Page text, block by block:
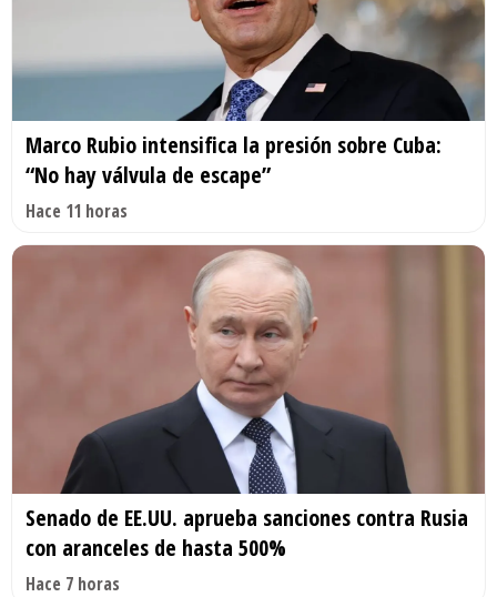
Marco Rubio intensifica la presión sobre Cuba:
“No hay válvula de escape”
Hace 11 horas
Senado de EE.UU. aprueba sanciones contra Rusia
con aranceles de hasta 500%
Hace 7 horas